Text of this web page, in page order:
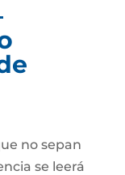
no sepan
se leerá